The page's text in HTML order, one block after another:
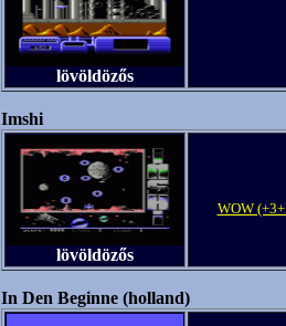
lövöldözős
Imshi
lövöldözős
WOW
In Den Beginne (holland)